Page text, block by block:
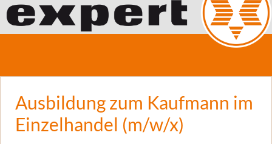
Ausbildung zum Kaufmann im
Einzelhandel (m/w/x)